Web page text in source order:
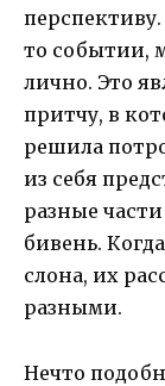
то событии,
лично. Это
притчу, в
решила
из себя
разные
бивень.
слона, их
разными.
Нечто